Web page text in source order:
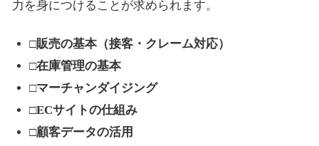
力を身につけることが求められます。
□販売の基本（接客・クレーム対応）
□在庫管理の基本
□マーチャンダイジング
□ECサイトの仕組み
□顧客データの活用